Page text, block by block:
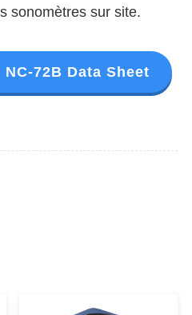
sonomètres sur site.
72B Data Sheet